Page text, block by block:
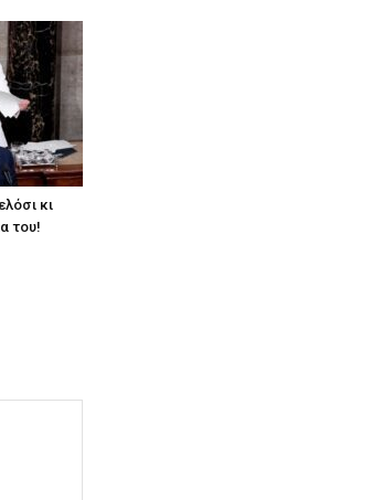
κι
του!